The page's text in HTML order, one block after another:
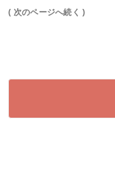
( 次のページへ続く )